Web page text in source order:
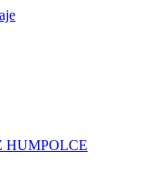
HUMPOLCE